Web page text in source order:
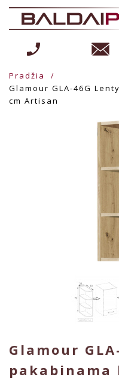
Pradžia
Glamour GLA-46G
cm Artisan
Glamour
pakabinama